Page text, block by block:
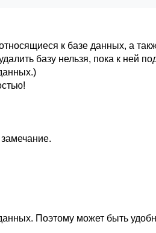
к базе данных, а
базу нельзя, пока к ней
Поэтому может быть